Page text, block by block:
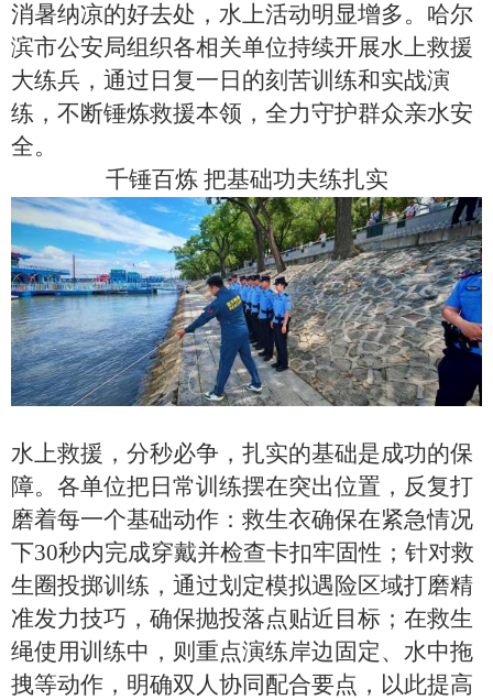
消暑纳凉的好去处，水上活动明显增多。哈尔
滨市公安局组织各相关单位持续开展水上救援
大练兵，通过日复一日的刻苦训练和实战演
练，不断锤炼救援本领，全力守护群众亲水安
全。
千锤百炼 把基础功夫练扎实
水上救援，分秒必争，扎实的基础是成功的保
障。各单位把日常训练摆在突出位置，反复打
磨着每一个基础动作：救生衣确保在紧急情况
下30秒内完成穿戴并检查卡扣牢固性 ； 针对救
生圈投掷训练，通过划定模拟遇险区域打磨精
准发力技巧，确保抛投落点贴近目标；在救生
绳使用训练中，则重点演练岸边固定、水中拖
拽等动作，明确双人协同配合要点，以此提高